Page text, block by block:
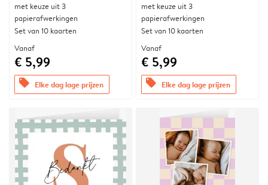
met keuze uit 3
papierafwerkingen
Set van 10 kaarten
Vanaf
€ 5,99
offers Elke dag lage prijzen
met keuze uit 3
papierafwerkingen
Set van 10 kaarten
Vanaf
€ 5,99
offers Elke dag lage prijzen